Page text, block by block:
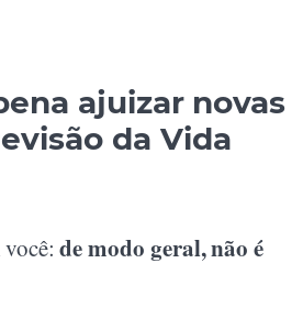
ajuizar novas
da Vida
você:de modo geral, não é